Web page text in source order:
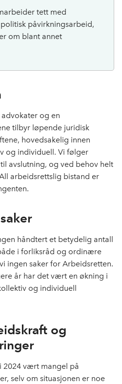
tett med
påvirkningsarbeid,
om blant annet
og en
tilbyr løpende juridisk
hovedsakelig innen
og individuell. Vi følger
avslutning, og ved behov helt
arbeidsrettslig bistand er
håndtert et betydelig antall
i forliksråd og ordinære
ingen saker for Arbeidsretten.
år har det vært en økning i
og individuell
og
2024 vært mangel på
selv om situasjonen er noe